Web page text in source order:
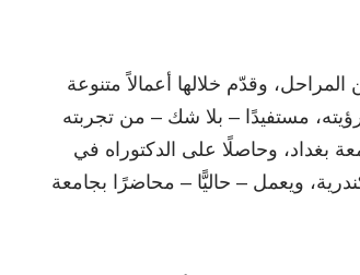
وقدّم خلالها أعمالاً متنوعة
مستفيدًا – بلا شك – من تجربته
بغداد، وحاصلًا على الدكتوراه في
ويعمل – حاليًّا – محاضرًا بجامعة